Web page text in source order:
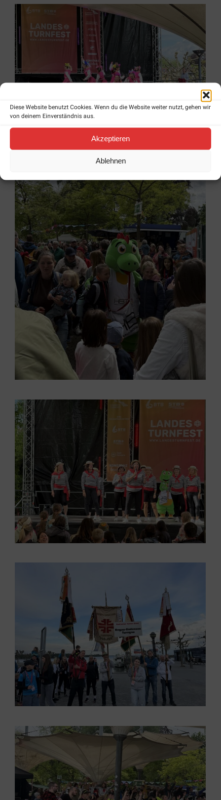
Diese Website benutzt Cookies. Wenn du die Website weiter nutzt, gehen wir
von deinem Einverständnis aus.
Akzeptieren
Ablehnen